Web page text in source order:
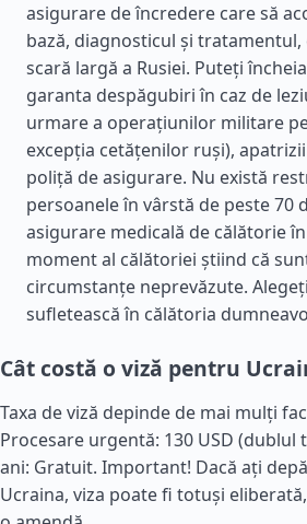
asigurare de încredere care să
bază, diagnosticul și
scară largă a Rusiei. Puteți
garanta despăgubiri în caz de
urmare a operațiunilor militare
excepția cetățenilor ruși),
poliță de asigurare. Nu există
persoanele în vârstă de peste 70
asigurare medicală de călătorie
moment al călătoriei știind că
circumstanțe neprevăzute.
sufletească în călătoria
Cât costă o viză pentru
Taxa de viză depinde de mai mulți
Procesare urgentă: 130 USD
ani: Gratuit. Important! Dacă ați
Ucraina, viza poate fi totuși